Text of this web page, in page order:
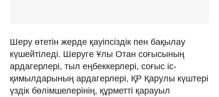
Шеру өтетін жерде қауіпсіздік пен бақылау
күшейтіледі. Шеруге Ұлы Отан соғысының
ардагерлері, тыл еңбеккерлері, соғыс іс-
қимылдарының ардагерлері, ҚР Қарулы күштері
үздік бөлімшелерінің, құрметті қарауыл